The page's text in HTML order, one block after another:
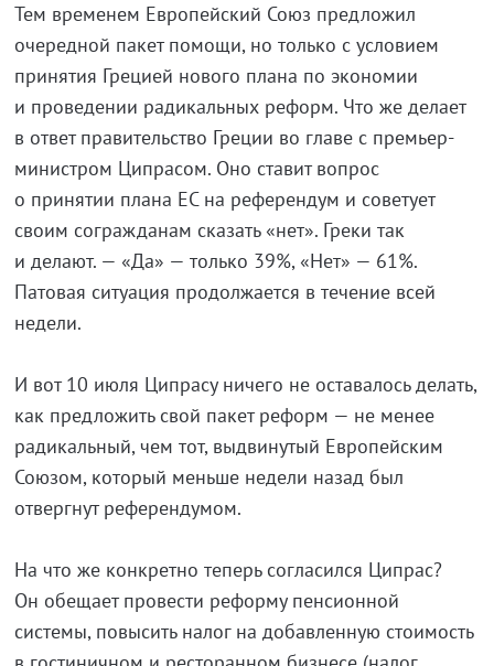
Тем временем Европейский Союз предложил
очередной пакет помощи, но только с условием
принятия Грецией нового плана по экономии
и проведении радикальных реформ. Что же делает
в ответ правительство Греции во главе с премьер-
министром Ципрасом. Оно ставит вопрос
о принятии плана ЕС на референдум и советует
своим согражданам сказать «нет». Греки так
и делают. — «Да» — только 39%, «Нет» — 61%.
Патовая ситуация продолжается в течение всей
недели.
И вот 10 июля Ципрасу ничего не оставалось делать,
как предложить свой пакет реформ — не менее
радикальный, чем тот, выдвинутый Европейским
Союзом, который меньше недели назад был
отвергнут референдумом.
На что же конкретно теперь согласился Ципрас?
Он обещает провести реформу пенсионной
системы, повысить налог на добавленную стоимость